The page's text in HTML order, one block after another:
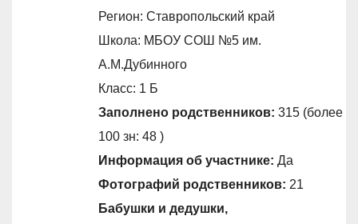
Регион: Ставропольский край
Школа: МБОУ СОШ №5 им.
А.М.Дубинного
Класс: 1 Б
Заполнено родственников: 315 (более
100 зн: 48 )
Информация об участнике: Да
Фотографий родственников: 21
Бабушки и дедушки,